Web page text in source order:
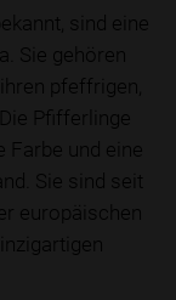
sind eine
Sie gehören
pfeffrigen,
Pfifferlinge
Farbe und eine
Sie sind seit
europäischen